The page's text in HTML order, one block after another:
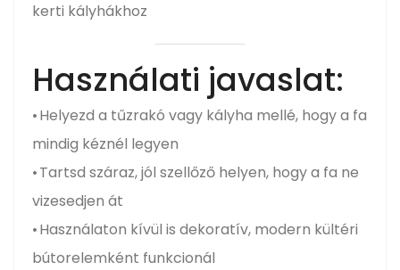
kerti kályhákhoz
Használati javaslat:
• Helyezd a tűzrakó vagy kályha mellé, hogy a fa
mindig kéznél legyen
• Tartsd száraz, jól szellőző helyen, hogy a fa ne
vizesedjen át
• Használaton kívül is dekoratív, modern kültéri
bútorelemként funkcionál